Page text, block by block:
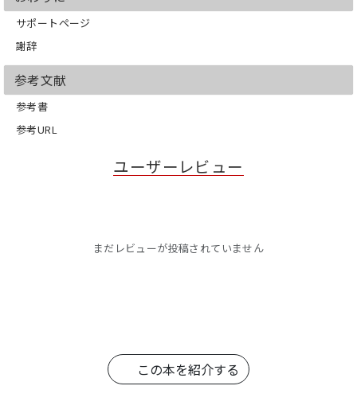
サポートページ
謝辞
参考文献
参考書
参考URL
ユーザーレビュー
まだレビューが投稿されていません
この本を紹介する